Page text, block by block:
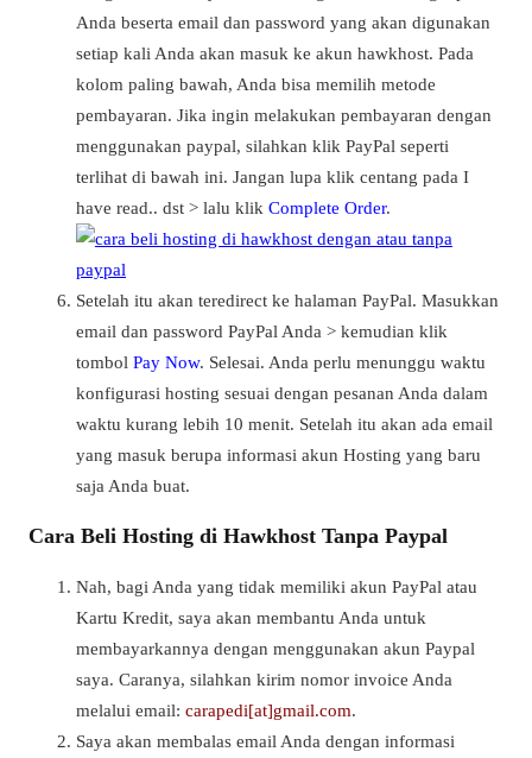
Anda beserta email dan password yang akan digunakan
setiap kali Anda akan masuk ke akun hawkhost. Pada
kolom paling bawah, Anda bisa memilih metode
pembayaran. Jika ingin melakukan pembayaran dengan
menggunakan paypal, silahkan klik PayPal seperti
terlihat di bawah ini. Jangan lupa klik centang pada I
have read.. dst > lalu klik Complete Order.
Setelah itu akan teredirect ke halaman PayPal. Masukkan
email dan password PayPal Anda > kemudian klik
tombol Pay Now. Selesai. Anda perlu menunggu waktu
konfigurasi hosting sesuai dengan pesanan Anda dalam
waktu kurang lebih 10 menit. Setelah itu akan ada email
yang masuk berupa informasi akun Hosting yang baru
saja Anda buat.
Cara Beli Hosting di Hawkhost Tanpa Paypal
Nah, bagi Anda yang tidak memiliki akun PayPal atau
Kartu Kredit, saya akan membantu Anda untuk
membayarkannya dengan menggunakan akun Paypal
saya. Caranya, silahkan kirim nomor invoice Anda
melalui email: carapedi[at]gmail.com.
Saya akan membalas email Anda dengan informasi